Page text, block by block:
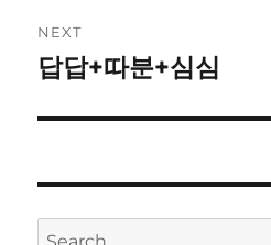
NEXT
Next
답답+따분+심심
Search